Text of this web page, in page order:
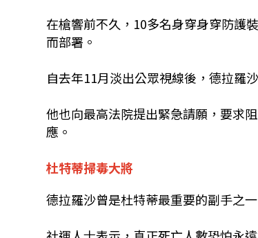
在槍響前不久，10多名身穿身穿防護
而部署。
自去年11月淡出公眾視線後，德拉羅
他也向最高法院提出緊急請願，要求
應。
杜特蒂掃毒大將
德拉羅沙曾是杜特蒂最重要的副手之